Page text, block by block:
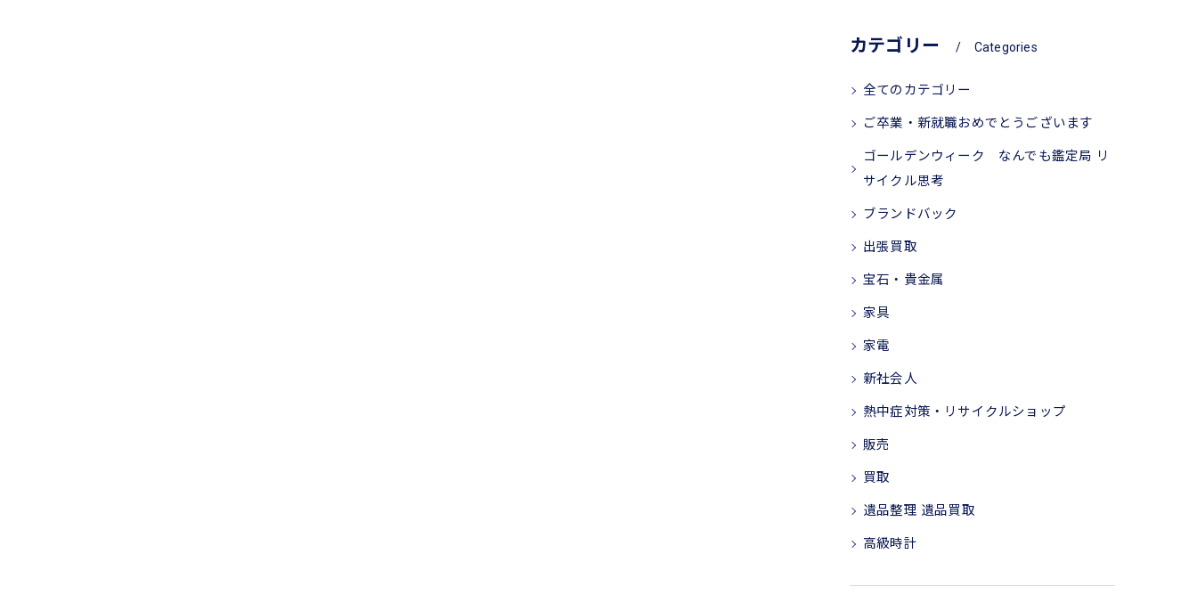
カテゴリー Categories
全てのカテゴリー
ご卒業・新就職おめでとうございます
ゴールデンウィーク なんでも鑑定局 リ
サイクル思考
ブランドバック
出張買取
宝石・貴金属
家具
家電
新社会人
熱中症対策・リサイクルショップ
販売
買取
遺品整理 遺品買取
高級時計